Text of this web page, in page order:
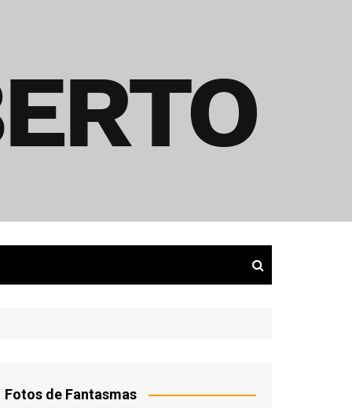
Fotos de Fantasmas